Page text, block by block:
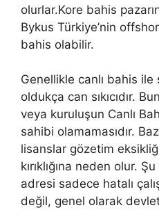
olurlar.Kore bahis
Bykus Türkiye’nin
bahis olabilir.
Genellikle canlı bahis ile
oldukça can sıkıcıdır.
veya kuruluşun Canlı
sahibi olamamasıdır.
lisanslar gözetim
kırıklığına neden olur.
adresi sadece hatalı
değil, genel olarak